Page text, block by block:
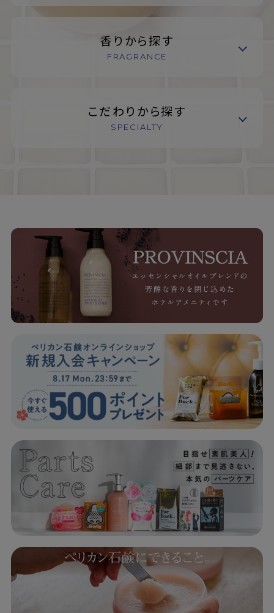
香りから探す
FRAGRANCE
こだわりから探す
SPECIALTY